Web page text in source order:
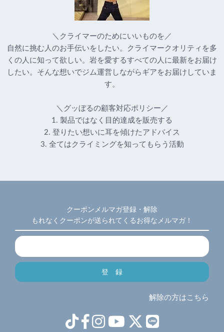
＼クライマーのためにいいものを／
自然に挑む人のお手伝いをしたい。クライマークオリティを多
くの人に知って欲しい。岩を愛するすべての人に最新をお届け
したい。そんな想いでジム運営しながらギアをお届けしていま
す。
＼グッぼるの顧客対応ポリシー／
1. 製品ではなく目的達成を販売する
2. 登りたい想いに耳を傾けたアドバイス
3. 全てはクライミングを知ってもらう活動
クーポンメルマガ登録・解除
もれなくクーポンが送られてくるお得なメルマガ！
解除の方はこちら